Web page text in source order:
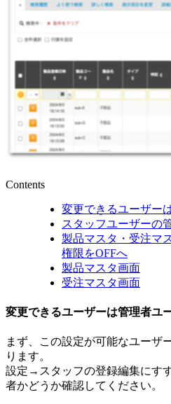
Contents
変更できるユーザー
スタッフユーザーの
製品マスタ・受注マ
権限をOFFへ
製品マスタ画面
受注マスタ画面
変更できるユーザーは管理者ユ
まず、この設定が可能なユーザ
ります。
設定→スタッフの登録編集にす
者かどうか確認してください。